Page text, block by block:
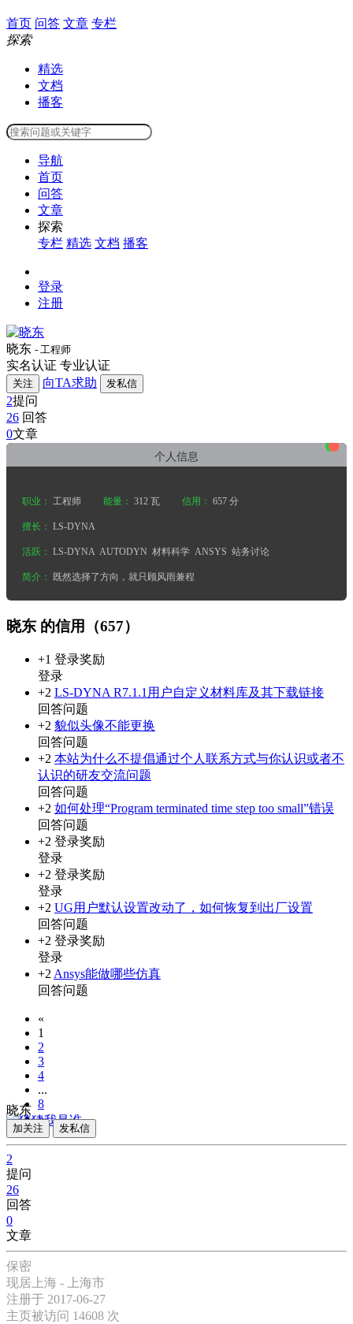
首页 问答 文章 专栏
探索
精选
文档
播客
导航
首页
问答
文章
探索
专栏 精选 文档 播客
登录
注册
晓东 - 工程师
实名认证 专业认证
关注 向TA求助 发私信
2提问
26 回答
0文章
个人信息 •
•
•
职业： 工程师 能量： 312 瓦 信用： 657 分
擅长： LS-DYNA
活跃： LS-DYNA AUTODYN 材料科学 ANSYS 站务讨论
简介： 既然选择了方向，就只顾风雨兼程
晓东 的信用（657）
+1 登录奖励
登录
+2 LS-DYNA R7.1.1用户自定义材料库及其下载链接
回答问题
+2 貌似头像不能更换
回答问题
+2 本站为什么不提倡通过个人联系方式与你认识或者不
认识的研友交流问题
回答问题
+2 如何处理“Program terminated ­time step too small”错误
回答问题
+2 登录奖励
登录
+2 登录奖励
登录
+2 UG用户默认设置改动了，如何恢复到出厂设置
回答问题
+2 登录奖励
登录
+2 Ansys能做哪些仿真
回答问题
«
1
2
3
4
...
8
»
晓东
加关注 发私信
2
提问
26
回答
0
文章
保密
现居上海 - 上海市
注册于 2017-06-27
主页被访问 14608 次